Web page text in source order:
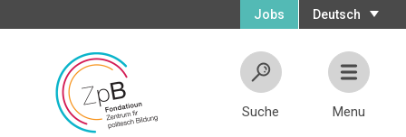
Deutsch
Jobs
Suche Menu